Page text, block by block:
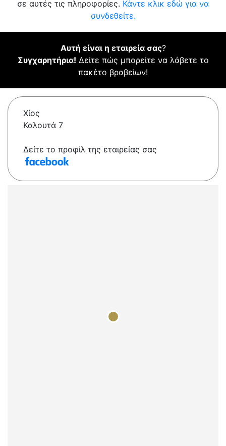
σε αυτές τις πληροφορίες. Κάντε κλικ εδώ για να
συνδεθείτε.
Αυτή είναι η εταιρεία σας?
Συγχαρητήρια! Δείτε πώς μπορείτε να λάβετε το
πακέτο βραβείων!
Χίος
Καλουτά 7
Δείτε το προφίλ της εταιρείας σας